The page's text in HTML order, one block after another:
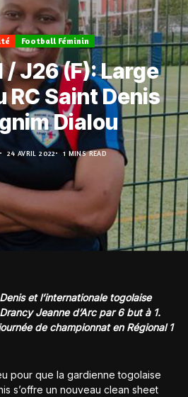
Football Féminin
/ J26 (F): Large
RC Saint Denis
Dialou
24 AVRIL 2022 1 MINS READ
et l’internationale togolaise
Jeanne d’Arc par 6 but à 1.
de championnat en Régional 1
pour que la gardienne togolaise
s’offre un nouveau clean sheet